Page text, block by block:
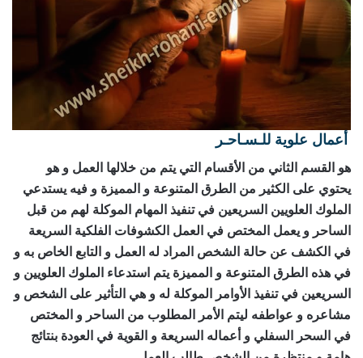
أعمال علوية للـسـاحـر
هو القسم الثاني من الأقسام التي يتم من خلالها العمل و هو
يحتوي على الكثير من الطرق المتنوعة و المميزة و فيه يستدعي
الملوك العلويين السريعين في تنفيذ المهام الموكلة لهم من قبل
الساحر و يعمل المختص في العمل الكشوفات الفلكية السريعة
في الكشف عن حالة الشخص المراد له العمل و التابع الخاص به و
في هذه الطرق المتنوعة و المميزة يتم استدعاء الملوك العلويين و
السريعين في تنفيذ الأوامر الموكلة له و هي التأثير على الشخص و
مشاعره و عواطفه ليتم الأمر المطلوب من الساحر و المختص
في السحر السفلي و أعماله السريعة و القوية في العودة بنتائج